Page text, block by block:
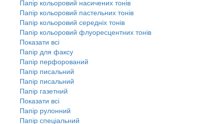
Папір кольоровий насичених тонів
Папір кольоровий пастельних тонів
Папір кольоровий середніх тонів
Папір кольоровий флуоресцентних тонів
Показати всі
Папір для факсу
Папір перфорований
Папір писальний
Папір писальний
Папір газетний
Показати всі
Папір рулонний
Папір спеціальний